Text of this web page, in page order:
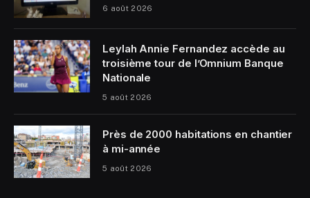
6 août 2026
Leylah Annie Fernandez accède au
troisième tour de l’Omnium Banque
Nationale
5 août 2026
Près de 2000 habitations en chantier
à mi-année
5 août 2026